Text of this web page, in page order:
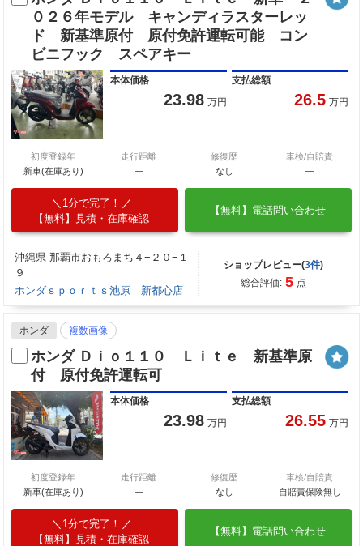
０２６年モデル キャンディラスターレッ
ド 新基準原付 原付免許運転可能 コン
ビニフック スペアキー
本体価格
23.98 万円
支払総額
26.5 万円
初度登録年
新車(在庫あり)
走行距離
―
修復歴
なし
車検/自賠責
―
1分で完了！
【無料】見積・在庫確認
【無料】電話問い合わせ
沖縄県 那覇市おもろまち４−２０−１
９
ホンダｓｐｏｒｔｓ池原 新都心店
ショップレビュー(3件)
総合評価: 5 点
ホンダ 複数画像
ホンダ Ｄｉｏ１１０ Ｌｉｔｅ 新基準原
付 原付免許運転可
本体価格
23.98 万円
支払総額
26.55 万円
初度登録年
新車(在庫あり)
走行距離
―
修復歴
なし
車検/自賠責
自賠責保険無し
1分で完了！
【無料】見積・在庫確認
【無料】電話問い合わせ